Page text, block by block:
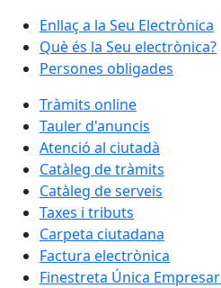
Enllaç a la Seu Electrònica
Què és la Seu electrònica?
Persones obligades
Tràmits online
Tauler d'anuncis
Atenció al ciutadà
Catàleg de tràmits
Catàleg de serveis
Taxes i tributs
Carpeta ciutadana
Factura electrònica
Finestreta Única